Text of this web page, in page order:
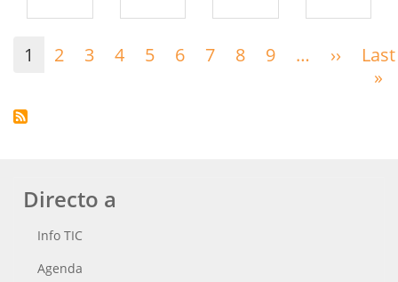
1 2 3 4 5 6 7 8 9 … ››
página
Last
»
Directo a
Info TIC
Agenda